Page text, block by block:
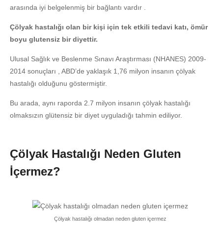
arasında iyi belgelenmiş bir bağlantı vardır .
Çölyak hastalığı olan bir kişi için tek etkili tedavi katı, ömür
boyu glutensiz bir diyettir.
Ulusal Sağlık ve Beslenme Sınavı Araştırması (NHANES) 2009-
2014 sonuçları , ABD’de yaklaşık 1,76 milyon insanın çölyak
hastalığı olduğunu göstermiştir.
Bu arada, aynı raporda 2.7 milyon insanın çölyak hastalığı
olmaksızın glütensiz bir diyet uyguladığı tahmin ediliyor.
Çölyak Hastalığı Neden Gluten
İçermez?
Çölyak hastalığı olmadan neden gluten içermez